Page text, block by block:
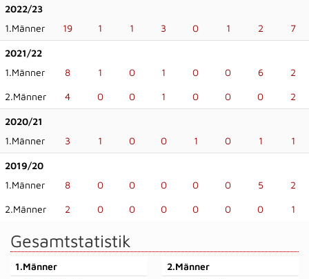
2022/23
1.Männer
19 1 1 3 0 1 2 7
2021/22
1.Männer
8 1 0 1 0 0 6 2
2.Männer 4 0 0 1 0 0 0 2
2020/21
1.Männer
3 1 0 0 1 0 1 1
2019/20
1.Männer
8 0 0 0 0 0 5 2
2.Männer 2 0 0 0 0 0 0 1
Gesamtstatistik
1.Männer
2.Männer